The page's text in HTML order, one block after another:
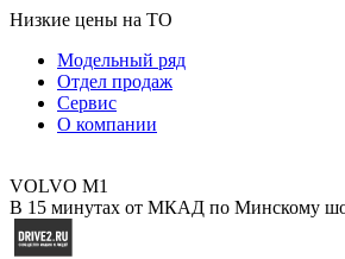
Низкие цены на ТО
Модельный ряд
Отдел продаж
Сервис
О компании
VOLVO M1
В 15 минутах от МКАД по Минскому